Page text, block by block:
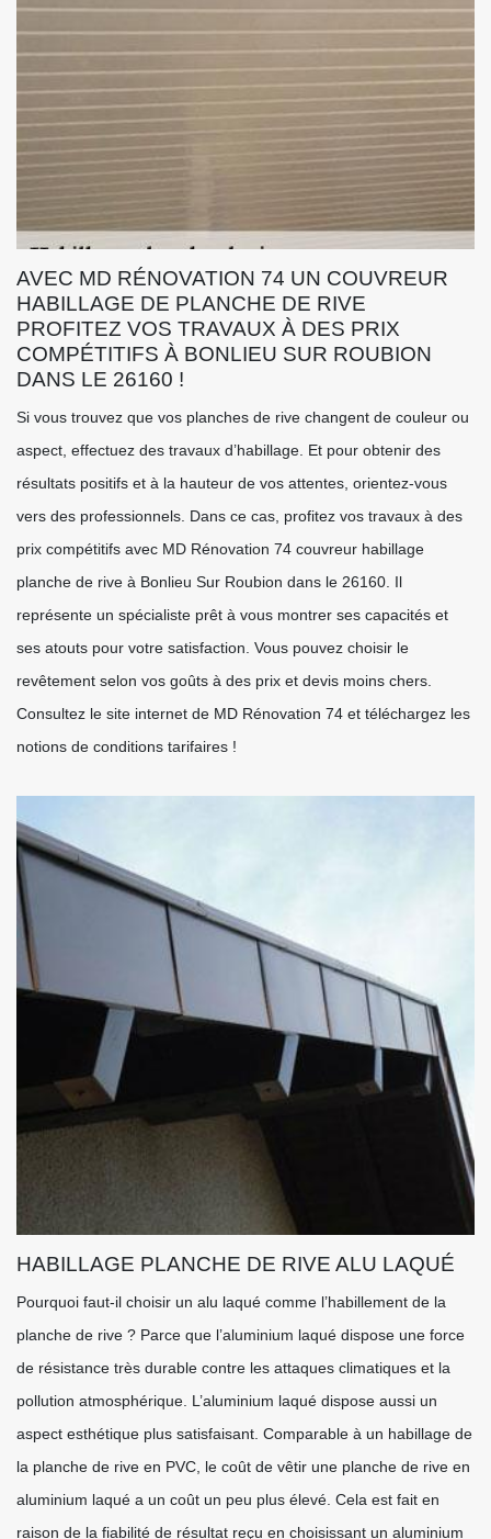
AVEC MD RÉNOVATION 74 UN COUVREUR
HABILLAGE DE PLANCHE DE RIVE
PROFITEZ VOS TRAVAUX À DES PRIX
COMPÉTITIFS À BONLIEU SUR ROUBION
DANS LE 26160 !
Si vous trouvez que vos planches de rive changent de couleur ou
aspect, effectuez des travaux d’habillage. Et pour obtenir des
résultats positifs et à la hauteur de vos attentes, orientez-vous
vers des professionnels. Dans ce cas, profitez vos travaux à des
prix compétitifs avec MD Rénovation 74 couvreur habillage
planche de rive à Bonlieu Sur Roubion dans le 26160. Il
représente un spécialiste prêt à vous montrer ses capacités et
ses atouts pour votre satisfaction. Vous pouvez choisir le
revêtement selon vos goûts à des prix et devis moins chers.
Consultez le site internet de MD Rénovation 74 et téléchargez les
notions de conditions tarifaires !
HABILLAGE PLANCHE DE RIVE ALU LAQUÉ
Pourquoi faut-il choisir un alu laqué comme l’habillement de la
planche de rive ? Parce que l’aluminium laqué dispose une force
de résistance très durable contre les attaques climatiques et la
pollution atmosphérique. L’aluminium laqué dispose aussi un
aspect esthétique plus satisfaisant. Comparable à un habillage de
la planche de rive en PVC, le coût de vêtir une planche de rive en
aluminium laqué a un coût un peu plus élevé. Cela est fait en
raison de la fiabilité de résultat reçu en choisissant un aluminium